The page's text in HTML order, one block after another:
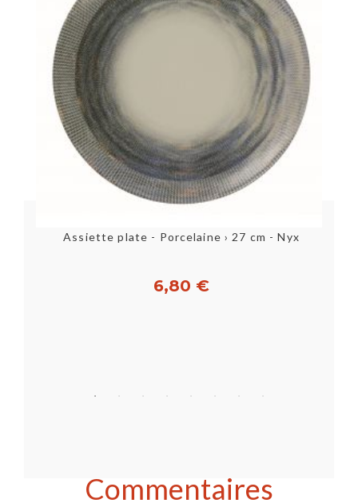
Assiette plate - Porcelaine › 27 cm - Nyx
6,80 €
Commentaires